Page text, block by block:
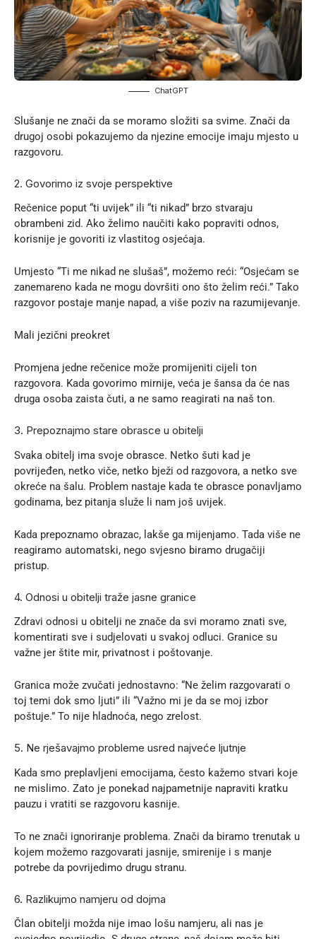
ChatGPT
Slušanje ne znači da se moramo složiti sa svime. Znači da
drugoj osobi pokazujemo da njezine emocije imaju mjesto u
razgovoru.
2. Govorimo iz svoje perspektive
Rečenice poput “ti uvijek” ili “ti nikad” brzo stvaraju
obrambeni zid. Ako želimo naučiti kako popraviti odnos,
korisnije je govoriti iz vlastitog osjećaja.
Umjesto “Ti me nikad ne slušaš”, možemo reći: “Osjećam se
zanemareno kada ne mogu dovršiti ono što želim reći.” Tako
razgovor postaje manje napad, a više poziv na razumijevanje.
Mali jezični preokret
Promjena jedne rečenice može promijeniti cijeli ton
razgovora. Kada govorimo mirnije, veća je šansa da će nas
druga osoba zaista čuti, a ne samo reagirati na naš ton.
3. Prepoznajmo stare obrasce u obitelji
Svaka obitelj ima svoje obrasce. Netko šuti kad je
povrijeđen, netko viče, netko bježi od razgovora, a netko sve
okreće na šalu. Problem nastaje kada te obrasce ponavljamo
godinama, bez pitanja služe li nam još uvijek.
Kada prepoznamo obrazac, lakše ga mijenjamo. Tada više ne
reagiramo automatski, nego svjesno biramo drugačiji
pristup.
4. Odnosi u obitelji traže jasne granice
Zdravi odnosi u obitelji ne znače da svi moramo znati sve,
komentirati sve i sudjelovati u svakoj odluci. Granice su
važne jer štite mir, privatnost i poštovanje.
Granica može zvučati jednostavno: “Ne želim razgovarati o
toj temi dok smo ljuti” ili “Važno mi je da se moj izbor
poštuje.” To nije hladnoća, nego zrelost.
5. Ne rješavajmo probleme usred najveće ljutnje
Kada smo preplavljeni emocijama, često kažemo stvari koje
ne mislimo. Zato je ponekad najpametnije napraviti kratku
pauzu i vratiti se razgovoru kasnije.
To ne znači ignoriranje problema. Znači da biramo trenutak u
kojem možemo razgovarati jasnije, smirenije i s manje
potrebe da povrijedimo drugu stranu.
6. Razlikujmo namjeru od dojma
Član obitelji možda nije imao lošu namjeru, ali nas je